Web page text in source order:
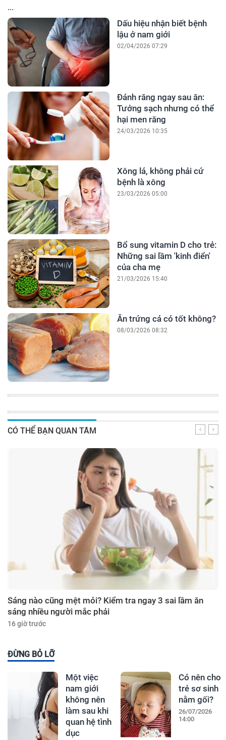
...
Dấu hiệu nhận biết bệnh
lậu ở nam giới
02/04/2026 07:29
Đánh răng ngay sau ăn:
Tưởng sạch nhưng có thể
hại men răng
24/03/2026 10:35
Xông lá, không phải cứ
bệnh là xông
23/03/2026 05:00
Bổ sung vitamin D cho trẻ:
Những sai lầm 'kinh điển'
của cha mẹ
21/03/2026 15:40
Ăn trứng cá có tốt không?
08/03/2026 08:32
CÓ THỂ BẠN QUAN TÂM
Sáng nào cũng mệt mỏi? Kiểm tra ngay 3 sai lầm ăn
sáng nhiều người mắc phải
16 giờ trước
ĐỪNG BỎ LỠ
Một việc
nam giới
không nên
làm sau khi
quan hệ tình
dục
Có nên cho
trẻ sơ sinh
nằm gối?
26/07/2026
14:00